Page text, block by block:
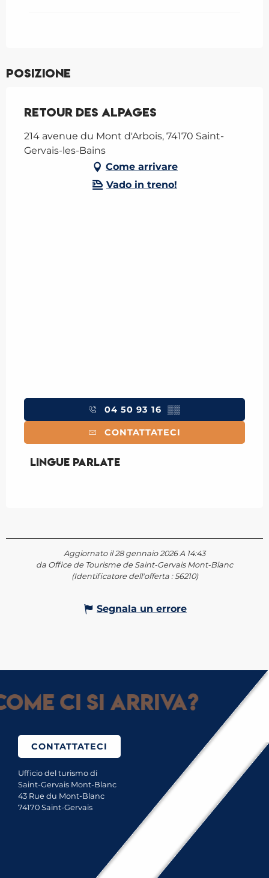
Posizione
Retour des Alpages
214 avenue du Mont d'Arbois, 74170 Saint-
Gervais-les-Bains
Come arrivare
Vado in treno!
04 50 93 16 ▒▒
CONTATTATECI
Lingue parlate
Lingue parlate
Aggiornato il 28 gennaio 2026 A 14:43
da Office de Tourisme de Saint-Gervais Mont-Blanc
(Identificatore dell'offerta :56210)
Segnala un errore
ci si arriva?
CONTATTATECI
Ufficio del turismo di
Saint-Gervais Mont-Blanc
43 Rue du Mont-Blanc
74170 Saint-Gervais